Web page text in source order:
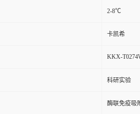
2-8℃
卡凯希
KKX-
科研实验
酶联免疫吸